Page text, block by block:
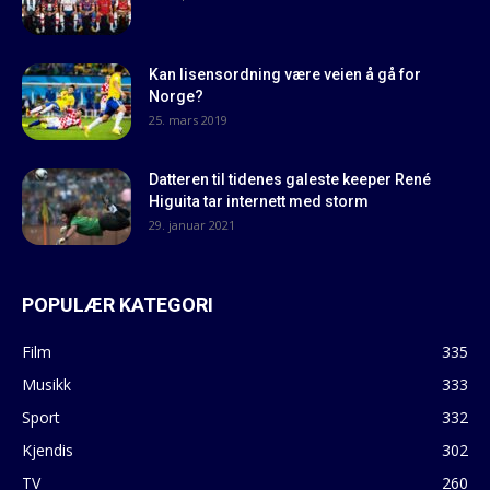
Kan lisensordning være veien å gå for
Norge?
25. mars 2019
Datteren til tidenes galeste keeper René
Higuita tar internett med storm
29. januar 2021
POPULÆR KATEGORI
Film
335
Musikk
333
Sport
332
Kjendis
302
TV
260